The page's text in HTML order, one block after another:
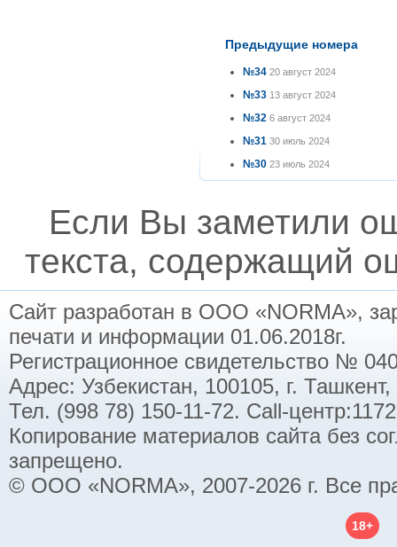
Предыдущие номера
№34 20 август 2024
№33 13 август 2024
№32 6 август 2024
№31 30 июль 2024
№30 23 июль 2024
Если Вы заметили
текста, содержащий
Сайт разработан в ООО «NORMA»,
печати и информации 01.06.2018г.
Регистрационное свидетельство №
Адрес: Узбекистан, 100105, г.
Тел. (998 78) 150-11-72. Call-
Копирование материалов сайта без
запрещено.
© ООО «NORMA», 2007-2026 г. Все
18+